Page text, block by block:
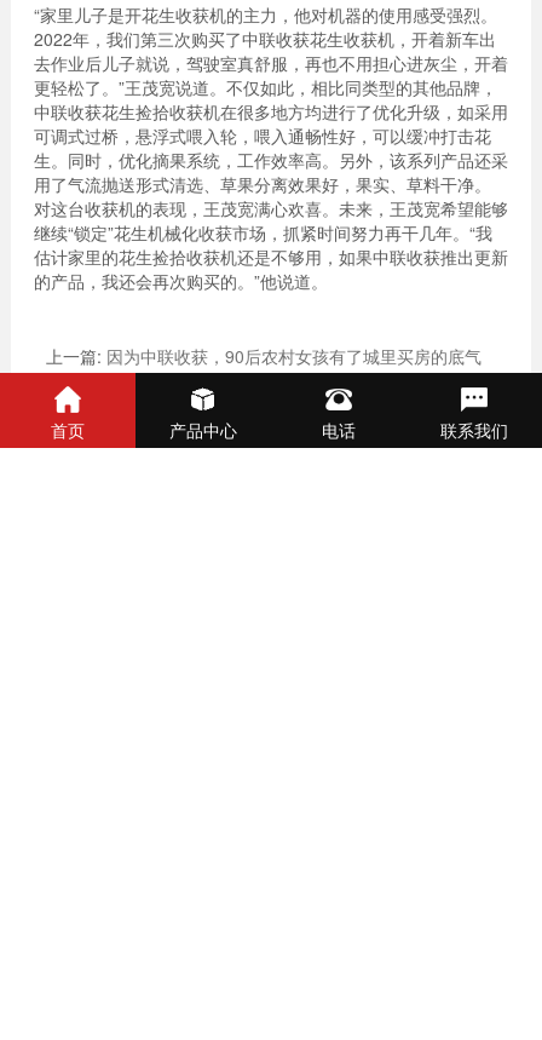
“家里儿子是开花生收获机的主力，他对机器的使用感受强烈。
2022年，我们第三次购买了中联收获花生收获机，开着新车出
去作业后儿子就说，驾驶室真舒服，再也不用担心进灰尘，开着
更轻松了。”王茂宽说道。不仅如此，相比同类型的其他品牌，
中联收获花生捡拾收获机在很多地方均进行了优化升级，如采用
可调式过桥，悬浮式喂入轮，喂入通畅性好，可以缓冲打击花
生。同时，优化摘果系统，工作效率高。另外，该系列产品还采
用了气流抛送形式清选、草果分离效果好，果实、草料干净。
对这台收获机的表现，王茂宽满心欢喜。未来，王茂宽希望能够
继续“锁定”花生机械化收获市场，抓紧时间努力再干几年。“我
估计家里的花生捡拾收获机还是不够用，如果中联收获推出更新
的产品，我还会再次购买的。”他说道。
上一篇: 因为中联收获，90后农村女孩有了城里买房的底气
下一篇:
唐山丰南司彬：做别人做不了的活，这就是中联收获
的花生机
首页 产品中心 电话 联系我们